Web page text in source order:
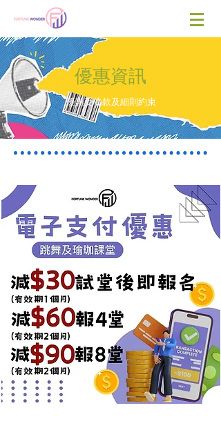
​優惠資訊
優惠受條款及細則約束